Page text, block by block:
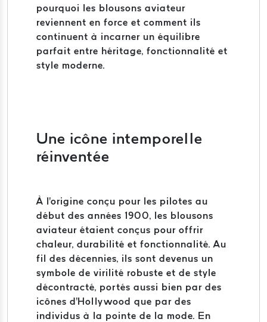
pourquoi les blousons aviateur
reviennent en force et comment ils
continuent à incarner un équilibre
parfait entre héritage, fonctionnalité et
style moderne.
Une icône intemporelle
réinventée
À l'origine conçu pour les pilotes au
début des années 1900, les blousons
aviateur étaient conçus pour offrir
chaleur, durabilité et fonctionnalité. Au
fil des décennies, ils sont devenus un
symbole de virilité robuste et de style
décontracté, portés aussi bien par des
icônes d'Hollywood que par des
individus à la pointe de la mode. En